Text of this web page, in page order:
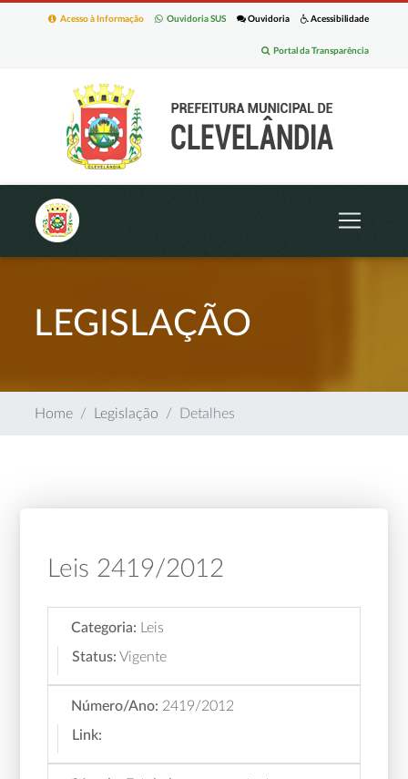
Acessibilidade
Ouvidoria
Ouvidoria SUS
Acesso à Informação
Portal da Transparência
LEGISLAÇÃO
Home Legislação Detalhes
Leis 2419/2012
Categoria:
Leis
Status: Vigente
Número/Ano: 2419/2012
Link: